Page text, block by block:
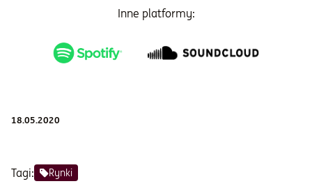
Inne platformy:
18.05.2020
Tagi: Rynki